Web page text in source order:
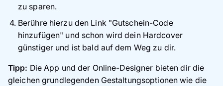
zu sparen.
Berühre hierzu den Link "Gutschein-Code
hinzufügen" und schon wird dein Hardcover
günstiger und ist bald auf dem Weg zu dir.
Tipp: Die App und der Online-Designer bieten dir die
gleichen grundlegenden Gestaltungsoptionen wie die